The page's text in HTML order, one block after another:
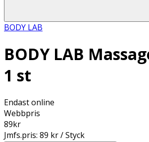
BODY LAB
BODY LAB
1 st
Endast online
Webbpris
89kr
Jmfs.pris: 89 kr / Styck